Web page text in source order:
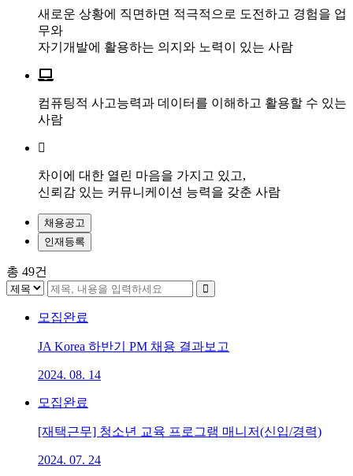
새로운 상황에 직면하면 적극적으로 도전하고 경험을 업
무와
자기개발에 활용하는 의지와 노력이 있는 사람
컴퓨팅적 사고능력과 데이터를 이해하고 활용할 수 있는
사람
차이에 대한 열린 마음을 가지고 있고,
신뢰감 있는 커뮤니케이션 능력을 갖춘 사람
채용공고
인재등록
총 49건
모집완료
JA Korea 하반기 PM 채용 결과보고
2024. 08. 14
모집완료
[재택근무] 청소년 교육 프로그램 매니저(신입/경력)
2024. 07. 24